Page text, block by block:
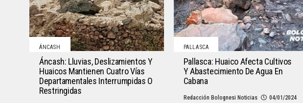
ÁNCASH
Áncash: Lluvias, Deslizamientos Y
Huaicos Mantienen Cuatro Vías
Departamentales Interrumpidas O
Restringidas
PALLASCA
Pallasca: Huaico Afecta Cultivos
Y Abastecimiento De Agua En
Cabana
Redacción Bolognesi Noticias 04/01/2024